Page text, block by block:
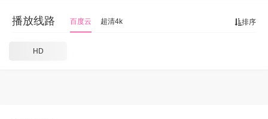
排序
播放线路 百度云 超清4k
HD